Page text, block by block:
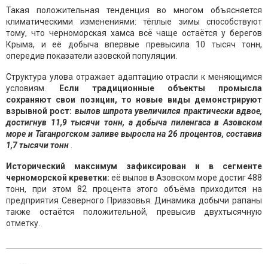
Такая положительная тенденция во многом объясняется
климатическими изменениями: тёплые зимы способствуют
тому, что черноморская хамса всё чаще остаётся у берегов
Крыма, и её добыча впервые превысила 10 тысяч тонн,
опередив показатели азовской популяции.
Структура улова отражает адаптацию отрасли к меняющимся
условиям.
Если традиционные объекты промысла
сохраняют свои позиции, то новые виды демонстрируют
взрывной рост: вылов шпрота увеличился практически вдвое,
достигнув 11,9 тысячи тонн, а добыча пиленгаса в Азовском
море и Таганрогском заливе выросла на 26 процентов, составив
1,7 тысячи тонн
Исторический максимум зафиксирован и в сегменте
черноморской креветки: её вылов в Азовском море достиг 488
тонн, при этом 82 процента этого объёма приходится на
предприятия Северного Приазовья. Динамика добычи рапаны
также остаётся положительной, превысив двухтысячную
отметку.